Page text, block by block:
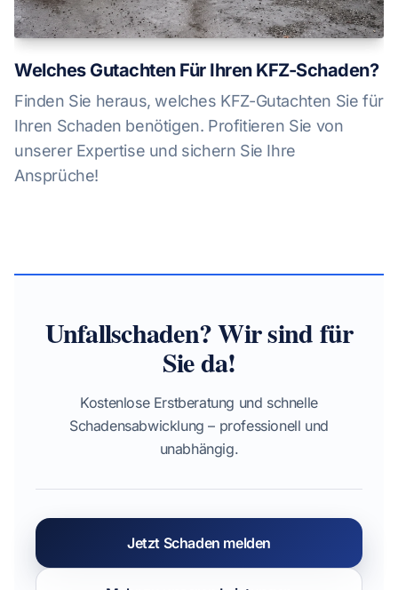
Welches Gutachten Für Ihren KFZ-Schaden?
Finden Sie heraus, welches KFZ-Gutachten Sie für
Ihren Schaden benötigen. Profitieren Sie von
unserer Expertise und sichern Sie Ihre
Ansprüche!
Unfallschaden? Wir sind für
Sie da!
Kostenlose Erstberatung und schnelle
Schadensabwicklung – professionell und
unabhängig.
Jetzt Schaden melden